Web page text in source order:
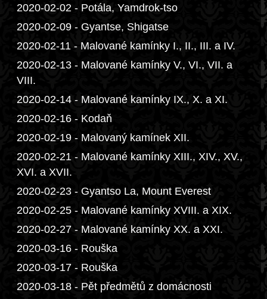
2020-02-02 - Potála, Yamdrok-tso
2020-02-09 - Gyantse, Shigatse
2020-02-11 - Malované kamínky I., II., III. a IV.
2020-02-13 - Malované kamínky V., VI., VII. a
VIII.
2020-02-14 - Malované kamínky IX., X. a XI.
2020-02-16 - Kodaň
2020-02-19 - Malovaný kamínek XII.
2020-02-21 - Malované kamínky XIII., XIV., XV.,
XVI. a XVII.
2020-02-23 - Gyantso La, Mount Everest
2020-02-25 - Malované kamínky XVIII. a XIX.
2020-02-27 - Malované kamínky XX. a XXI.
2020-03-16 - Rouška
2020-03-17 - Rouška
2020-03-18 - Pět předmětů z domácnosti